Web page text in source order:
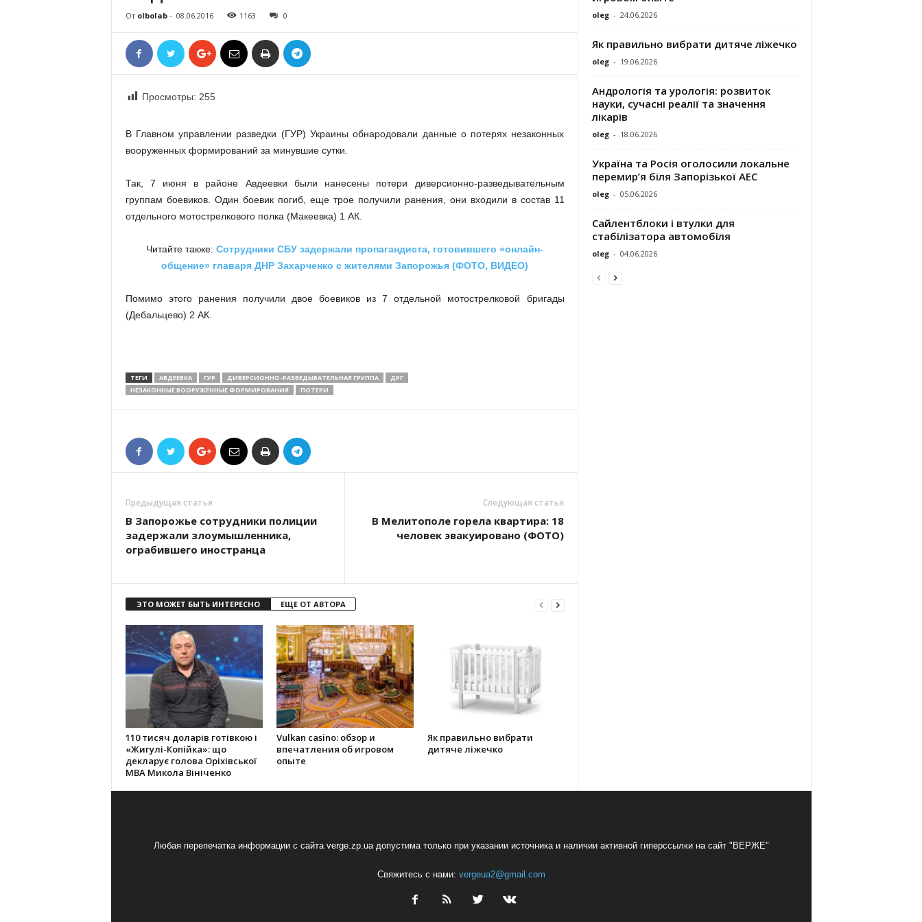
От olbolab- 08.06.2016 1163 0
Просмотры: 255
В Главном управлении разведки (ГУР) Украины обнародовали данные о потерях незаконных
вооруженных формирований за минувшие сутки.
Так, 7 июня в районе Авдеевки были нанесены потери диверсионно-разведывательным
группам боевиков. Один боевик погиб, еще трое получили ранения, они входили в состав 11
отдельного мотострелкового полка (Макеевка) 1 АК.
Читайте также: Сотрудники СБУ задержали пропагандиста, готовившего «онлайн-
общение» главаря ДНР Захарченко с жителями Запорожья (ФОТО, ВИДЕО)
Помимо этого ранения получили двое боевиков из 7 отдельной мотострелковой бригады
(Дебальцево) 2 АК.
ТЕГИ АВДЕЕВКА ГУР ДИВЕРСИОННО-РАЗВЕДЫВАТЕЛЬНАЯ ГРУППА
ДРГ
НЕЗАКОННЫЕ ВООРУЖЕННЫЕ ФОРМИРОВАНИЯ
ПОТЕРИ
Предыдущая статья
В Запорожье сотрудники полиции
задержали злоумышленника,
ограбившего иностранца
Следующая статья
В Мелитополе горела квартира: 18
человек эвакуировано (ФОТО)
ЭТО МОЖЕТ БЫТЬ ИНТЕРЕСНО ЕЩЕ ОТ АВТОРА
110 тисяч доларів готівкою і
«Жигулі-Копійка»: що
декларує голова Оріхівської
МВА Микола Вініченко
Vulkan casino: обзор и
впечатления об игровом
опыте
Як правильно вибрати
дитяче ліжечко
oleg - 24.06.2026
Як правильно вибрати дитяче ліжечко
oleg - 19.06.2026
Андрологія та урологія: розвиток
науки, сучасні реалії та значення
лікарів
oleg - 18.06.2026
Україна та Росія оголосили локальне
перемир’я біля Запорізької АЕС
oleg - 05.06.2026
Сайлентблоки і втулки для
стабілізатора автомобіля
oleg - 04.06.2026
Любая перепечатка информации с сайта verge.zp.ua допустима только при указании источника и наличии активной гиперссылки на сайт "ВЕРЖЕ"
Свяжитесь с нами: vergeua2@gmail.com